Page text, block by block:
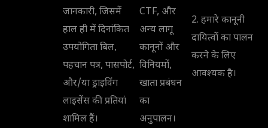
जानकारी, जिसमें
हाल ही में दिनांकित
उपयोगिता बिल,
पहचान पत्र, पासपोर्ट,
और/या ड्राइविंग
लाइसेंस की प्रतियां
शामिल हैं।
CTF, और
अन्य लागू
कानूनों और
विनियमों,
खाता प्रबंधन
का
अनुपालन।
2. हमारे कानूनी
दायित्वों का पालन
करने के लिए
आवश्यक है।